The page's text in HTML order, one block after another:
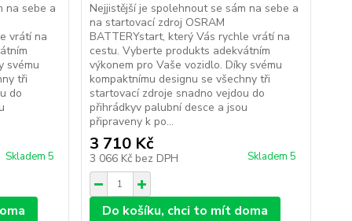
na sebe a
vrátí na
svému
tři
do
Skladem 5
Nejjistější je spolehnout se sám na sebe a
na startovací zdroj OSRAM
BATTERYstart, který Vás rychle vrátí na
cestu. Vyberte produkts adekvátním
výkonem pro Vaše vozidlo. Díky svému
kompaktnímu designu se všechny tři
startovací zdroje snadno vejdou do
přihrádkyv palubní desce a jsou
připraveny k po...
3 710 Kč
3 066 Kč bez DPH Skladem 5
Do košíku, chci to mít doma